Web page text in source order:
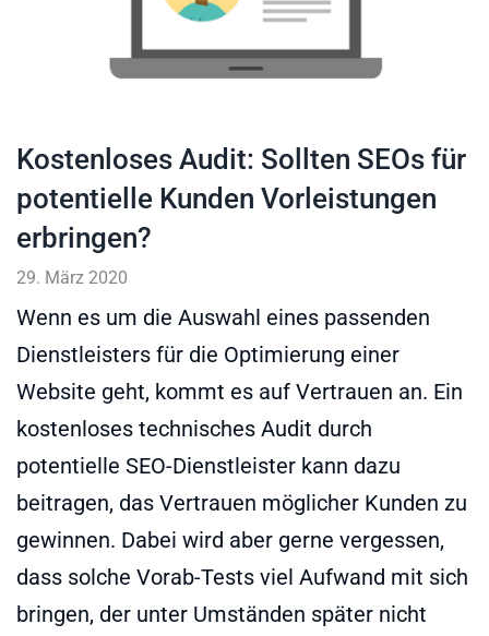
Kostenloses Audit: Sollten SEOs für
potentielle Kunden Vorleistungen
erbringen?
29. März 2020
Wenn es um die Auswahl eines passenden
Dienstleisters für die Optimierung einer
Website geht, kommt es auf Vertrauen an. Ein
kostenloses technisches Audit durch
potentielle SEO-Dienstleister kann dazu
beitragen, das Vertrauen möglicher Kunden zu
gewinnen. Dabei wird aber gerne vergessen,
dass solche Vorab-Tests viel Aufwand mit sich
bringen, der unter Umständen später nicht